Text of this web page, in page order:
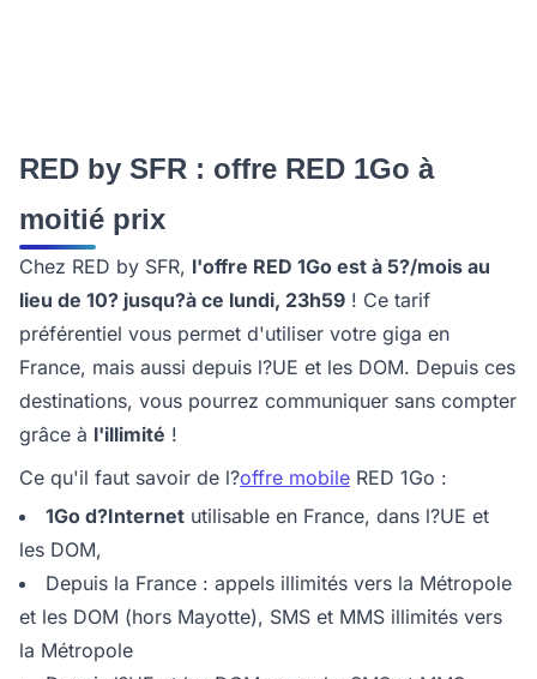
RED by SFR : offre RED 1Go à
moitié prix
Chez RED by SFR, l'offre RED 1Go est à 5?/mois au
lieu de 10? jusqu?à ce lundi, 23h59 ! Ce tarif
préférentiel vous permet d'utiliser votre giga en
France, mais aussi depuis l?UE et les DOM. Depuis ces
destinations, vous pourrez communiquer sans compter
grâce à l'illimité !
Ce qu'il faut savoir de l?offre mobile RED 1Go :
1Go d?Internet utilisable en France, dans l?UE et
les DOM,
Depuis la France : appels illimités vers la Métropole
et les DOM (hors Mayotte), SMS et MMS illimités vers
la Métropole